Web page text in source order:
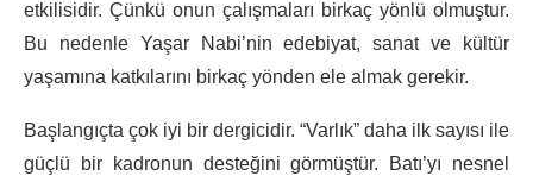
etkilisidir. Çünkü onun çalışmaları birkaç yönlü olmuştur.
Bu nedenle Yaşar Nabi’nin edebiyat, sanat ve kültür
yaşamına katkılarını birkaç yönden ele almak gerekir.
Başlangıçta çok iyi bir dergicidir. “Varlık” daha ilk sayısı ile
güçlü bir kadronun desteğini görmüştür. Batı’yı nesnel